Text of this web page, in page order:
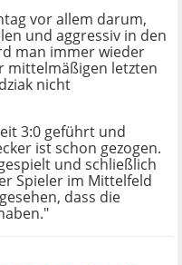
vor allem darum,
und aggressiv in den
man immer wieder
mittelmäßigen letzten
nicht
3:0 geführt und
ist schon gezogen.
und schließlich
Spieler im Mittelfeld
dass die